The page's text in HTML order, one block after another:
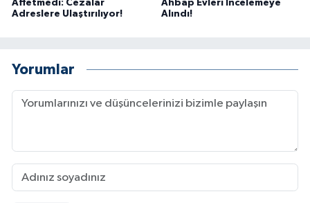
Affetmedi: Cezalar
Adreslere Ulaştırılıyor!
Ahbap Evleri İncelemeye
Alındı!
Yorumlar